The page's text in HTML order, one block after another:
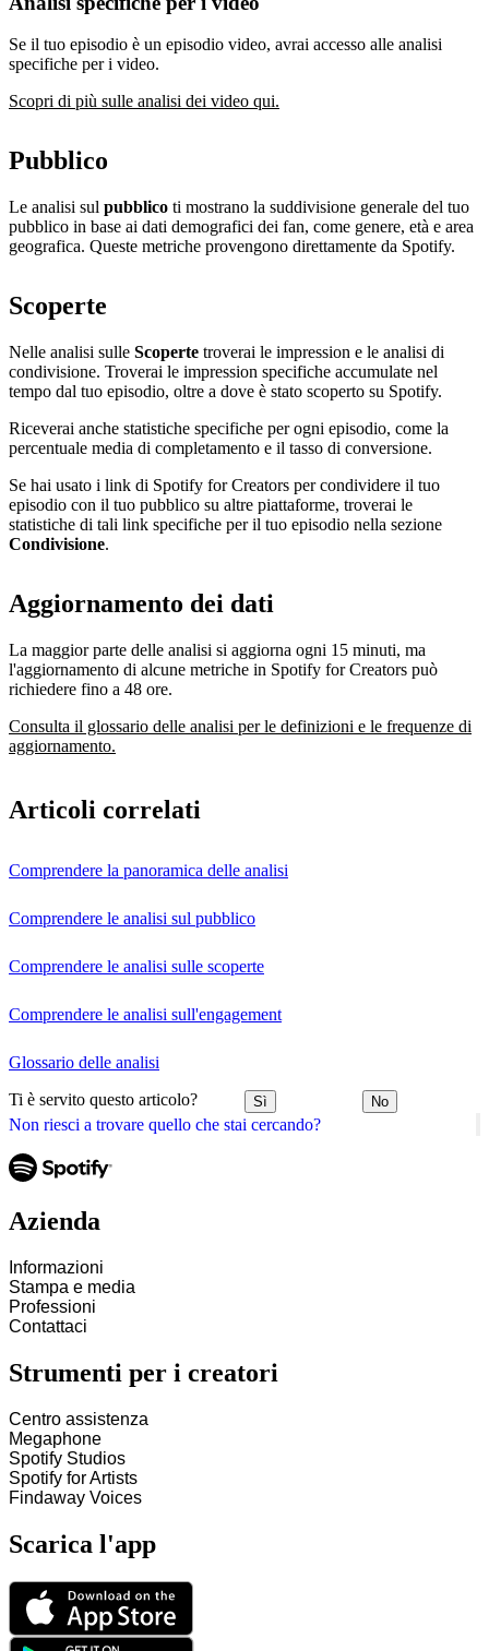
Non riesci a trovare quello che stai cercando?
Se il tuo episodio è un episodio video, avrai accesso alle analisi
specifiche per i video.
Scopri di più sulle analisi dei video qui.
Pubblico
Le analisi sul pubblico ti mostrano la suddivisione generale del tuo
pubblico in base ai dati demografici dei fan, come genere, età e area
geografica. Queste metriche provengono direttamente da Spotify.
Scoperte
Nelle analisi sulle Scoperte troverai le impression e le analisi di
condivisione. Troverai le impression specifiche accumulate nel
tempo dal tuo episodio, oltre a dove è stato scoperto su Spotify.
Riceverai anche statistiche specifiche per ogni episodio, come la
percentuale media di completamento e il tasso di conversione.
Se hai usato i link di Spotify for Creators per condividere il tuo
episodio con il tuo pubblico su altre piattaforme, troverai le
statistiche di tali link specifiche per il tuo episodio nella sezione
Condivisione.
Aggiornamento dei dati
La maggior parte delle analisi si aggiorna ogni 15 minuti, ma
l'aggiornamento di alcune metriche in Spotify for Creators può
richiedere fino a 48 ore.
Consulta il glossario delle analisi per le definizioni e le frequenze di
aggiornamento.
Articoli correlati
Comprendere la panoramica delle analisi
Comprendere le analisi sul pubblico
Comprendere le analisi sulle scoperte
Comprendere le analisi sull'engagement
Glossario delle analisi
Ti è servito questo articolo? Sì No
Azienda
Informazioni
Stampa e media
Professioni
Contattaci
Strumenti per i creatori
Centro assistenza
Megaphone
Spotify Studios
Spotify for Artists
Findaway Voices
Scarica l'app